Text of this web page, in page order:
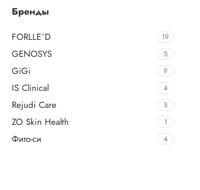
Бренды
FORLLE`D 19
GENOSYS 5
GiGi 9
IS Clinical 4
Rejudi Care 5
ZO Skin Health 1
Фито-си 4